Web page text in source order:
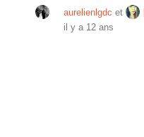
aurelienlgdc et
il y a 12 ans